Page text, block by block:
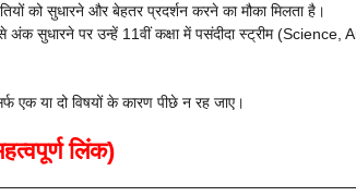
को सुधारने और बेहतर प्रदर्शन करने का मौका मिलता है।
से अंक सुधारने पर उन्हें 11वीं कक्षा में पसंदीदा स्ट्रीम
एक या दो विषयों के कारण पीछे न रह जाए।
लिंक)